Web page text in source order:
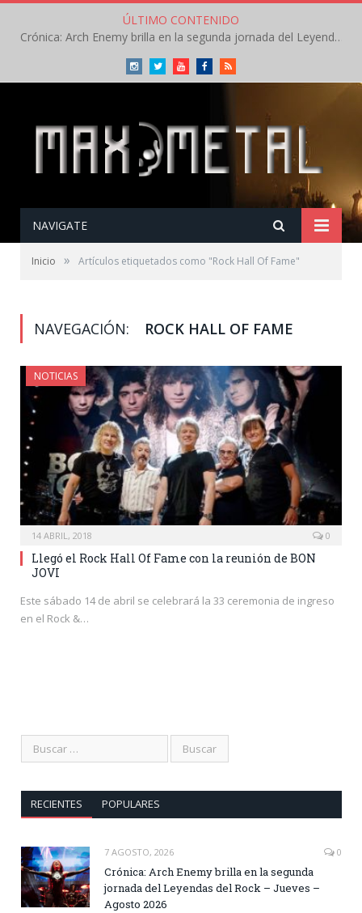
ÚLTIMO CONTENIDO
Crónica: Arch Enemy brilla en la segunda jornada del Leyendas del Rock – Jueves – Agosto 2026
InstagramTwitterYoutubeFacebookRSS
NAVIGATE
Inicio » Artículos etiquetados como "Rock Hall Of Fame"
NAVEGACIÓN: ROCK HALL OF FAME
NOTICIAS
14 ABRIL, 2018 0
Llegó el Rock Hall Of Fame con la reunión de BON
JOVI
Este sábado 14 de abril se celebrará la 33 ceremonia de ingreso
en el Rock &…
RECIENTES POPULARES
7 AGOSTO, 2026 0
Crónica: Arch Enemy brilla en la segunda
jornada del Leyendas del Rock – Jueves –
Agosto 2026